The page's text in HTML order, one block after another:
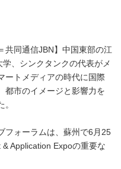
共同通信JBN】中国東部の江
、シンクタンクの代表がメ
ートメディアの時代に国際
都市のイメージと影響力を
フォーラムは、蘇州で6月25
Application Expoの重要な